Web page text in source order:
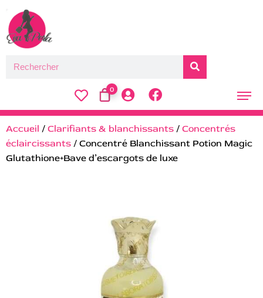
0
Accueil / Clarifiants & blanchissants / Concentrés
éclaircissants / Concentré Blanchissant Potion Magic
Glutathione+Bave d’escargots de luxe